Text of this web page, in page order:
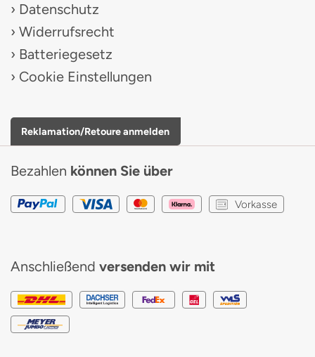
Datenschutz
Widerrufsrecht
Batteriegesetz
Cookie Einstellungen
Reklamation/Retoure anmelden
Bezahlen können Sie über
Vorkasse
Anschließend versenden wir mit